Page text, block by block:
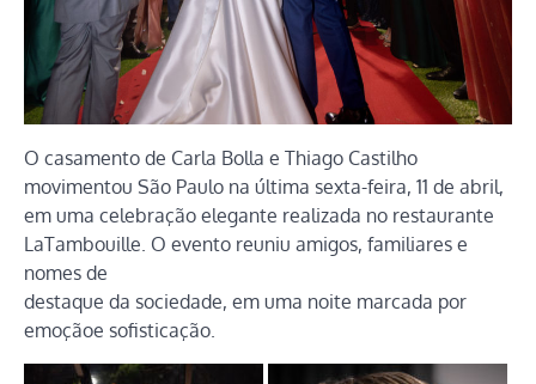
O casamento de Carla Bolla e Thiago Castilho
movimentou São Paulo na última sexta-feira, 11 de abril,
em uma celebração elegante realizada no restaurante
LaTambouille. O evento reuniu amigos, familiares e
nomes de
destaque da sociedade, em uma noite marcada por
emoçãoe sofisticação.